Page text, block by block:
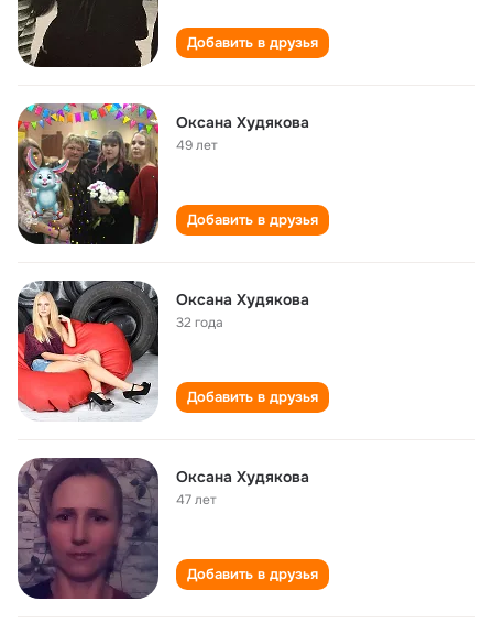
Добавить в друзья
Оксана Худякова
49 лет
Добавить в друзья
Оксана Худякова
32 года
Добавить в друзья
Оксана Худякова
47 лет
Добавить в друзья